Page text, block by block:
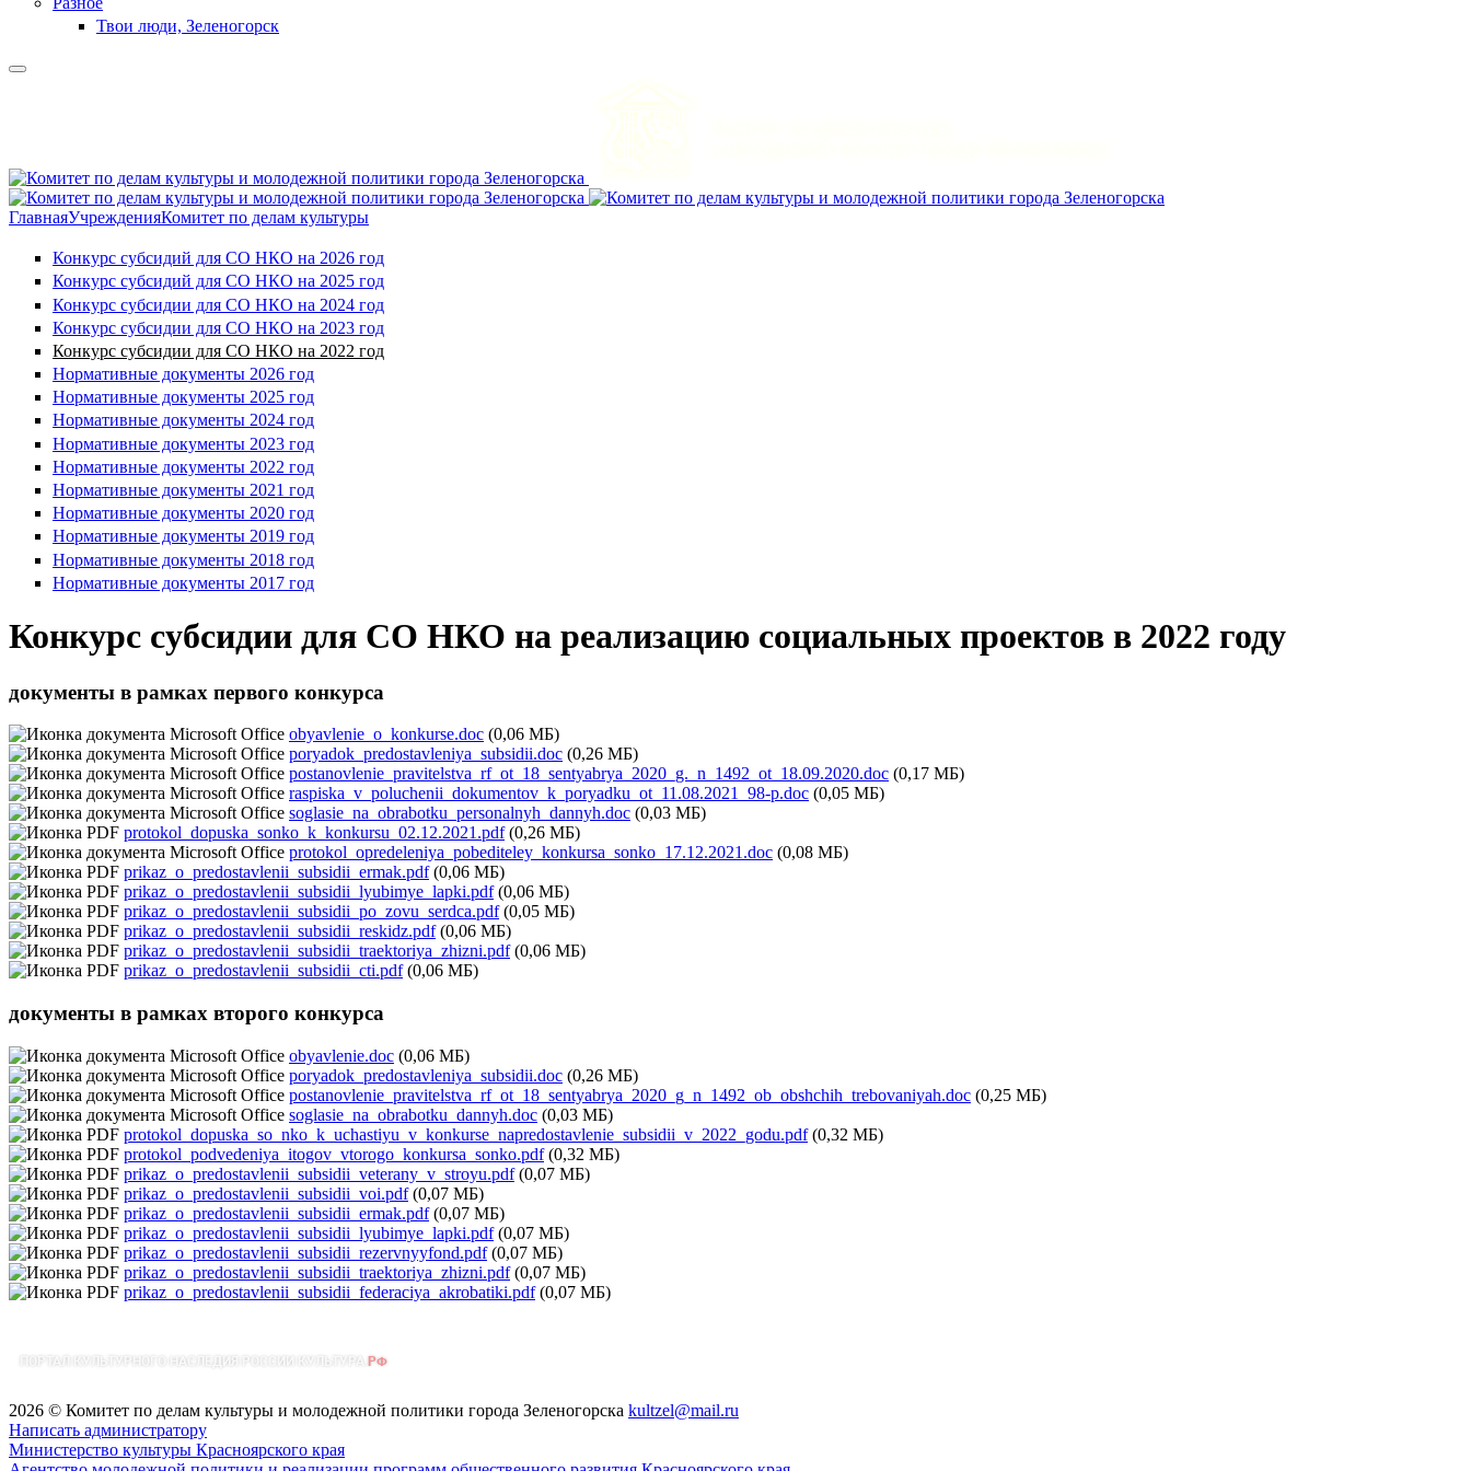
Твои люди, Зеленогорск
ГлавнаяУчрежденияКомитет по делам культуры
Конкурс субсидий для СО НКО на 2026 год
Конкурс субсидий для СО НКО на 2025 год
Конкурс субсидии для СО НКО на 2024 год
Конкурс субсидии для СО НКО на 2023 год
Конкурс субсидии для СО НКО на 2022 год
Нормативные документы 2026 год
Нормативные документы 2025 год
Нормативные документы 2024 год
Нормативные документы 2023 год
Нормативные документы 2022 год
Нормативные документы 2021 год
Нормативные документы 2020 год
Нормативные документы 2019 год
Нормативные документы 2018 год
Нормативные документы 2017 год
Конкурс субсидии для СО НКО на реализацию социальных проектов в 2022 году
документы в рамках первого конкурса
obyavlenie_o_konkurse.doc (0,06 МБ)
poryadok_predostavleniya_subsidii.doc (0,26 МБ)
postanovlenie_pravitelstva_rf_ot_18_sentyabrya_2020_g._n_1492_ot_18.09.2020.doc (0,17 МБ)
raspiska_v_poluchenii_dokumentov_k_poryadku_ot_11.08.2021_98-p.doc (0,05 МБ)
soglasie_na_obrabotku_personalnyh_dannyh.doc (0,03 МБ)
protokol_dopuska_sonko_k_konkursu_02.12.2021.pdf (0,26 МБ)
protokol_opredeleniya_pobediteley_konkursa_sonko_17.12.2021.doc (0,08 МБ)
prikaz_o_predostavlenii_subsidii_ermak.pdf (0,06 МБ)
prikaz_o_predostavlenii_subsidii_lyubimye_lapki.pdf (0,06 МБ)
prikaz_o_predostavlenii_subsidii_po_zovu_serdca.pdf (0,05 МБ)
prikaz_o_predostavlenii_subsidii_reskidz.pdf (0,06 МБ)
prikaz_o_predostavlenii_subsidii_traektoriya_zhizni.pdf (0,06 МБ)
prikaz_o_predostavlenii_subsidii_cti.pdf (0,06 МБ)
документы в рамках второго конкурса
obyavlenie.doc (0,06 МБ)
poryadok_predostavleniya_subsidii.doc (0,26 МБ)
postanovlenie_pravitelstva_rf_ot_18_sentyabrya_2020_g_n_1492_ob_obshchih_trebovaniyah.doc (0,25 МБ)
soglasie_na_obrabotku_dannyh.doc (0,03 МБ)
protokol_dopuska_so_nko_k_uchastiyu_v_konkurse_napredostavlenie_subsidii_v_2022_godu.pdf (0,32 МБ)
protokol_podvedeniya_itogov_vtorogo_konkursa_sonko.pdf (0,32 МБ)
prikaz_o_predostavlenii_subsidii_veterany_v_stroyu.pdf (0,07 МБ)
prikaz_o_predostavlenii_subsidii_voi.pdf (0,07 МБ)
prikaz_o_predostavlenii_subsidii_ermak.pdf (0,07 МБ)
prikaz_o_predostavlenii_subsidii_lyubimye_lapki.pdf (0,07 МБ)
prikaz_o_predostavlenii_subsidii_rezervnyyfond.pdf (0,07 МБ)
prikaz_o_predostavlenii_subsidii_traektoriya_zhizni.pdf (0,07 МБ)
prikaz_o_predostavlenii_subsidii_federaciya_akrobatiki.pdf (0,07 МБ)
2026 © Комитет по делам культуры и молодежной политики города Зеленогорска kultzel@mail.ru
Написать администратору
Министерство культуры Красноярского края